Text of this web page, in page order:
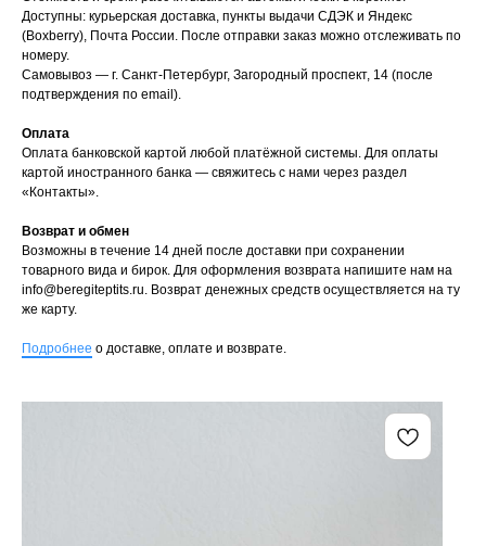
Доступны: курьерская доставка, пункты выдачи СДЭК и Яндекс
(Boxberry), Почта России. После отправки заказ можно отслеживать по
номеру.
Самовывоз — г. Санкт-Петербург, Загородный проспект, 14 (после
подтверждения по email).
Оплата
Оплата банковской картой любой платёжной системы. Для оплаты
картой иностранного банка — свяжитесь с нами через раздел
«Контакты».
Возврат и обмен
Возможны в течение 14 дней после доставки при сохранении
товарного вида и бирок. Для оформления возврата напишите нам на
info@beregiteptits.ru. Возврат денежных средств осуществляется на ту
же карту.
Подробнее о доставке, оплате и возврате.